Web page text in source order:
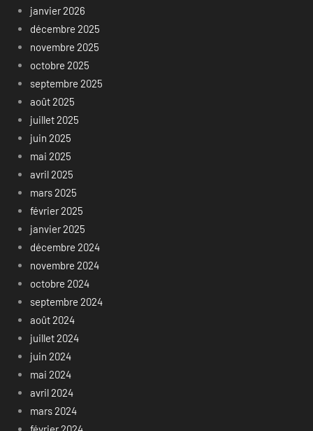
janvier 2026
décembre 2025
novembre 2025
octobre 2025
septembre 2025
août 2025
juillet 2025
juin 2025
mai 2025
avril 2025
mars 2025
février 2025
janvier 2025
décembre 2024
novembre 2024
octobre 2024
septembre 2024
août 2024
juillet 2024
juin 2024
mai 2024
avril 2024
mars 2024